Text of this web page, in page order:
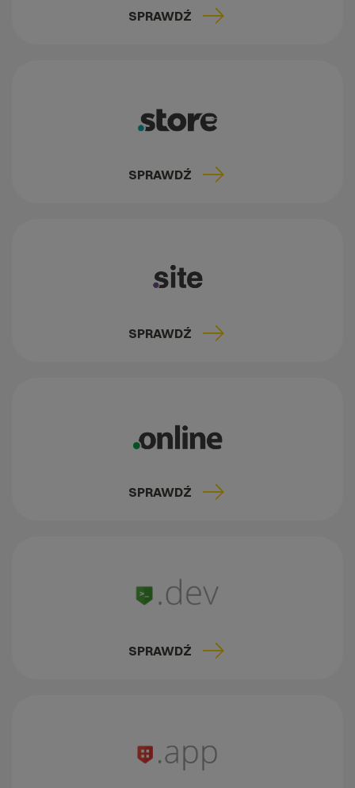
SPRAWDŹ
SPRAWDŹ
SPRAWDŹ
SPRAWDŹ
SPRAWDŹ